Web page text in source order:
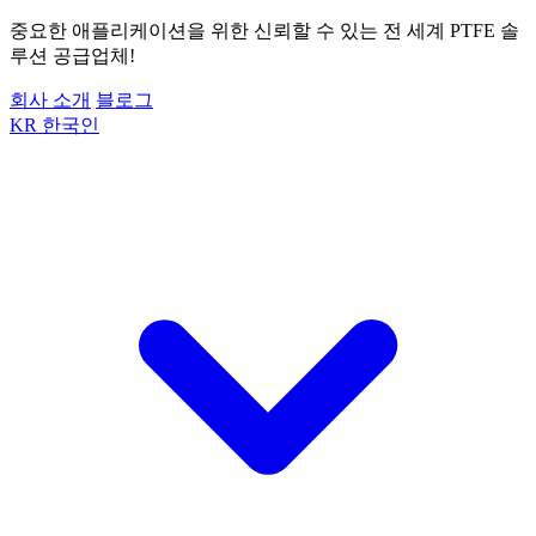
중요한 애플리케이션을 위한 신뢰할 수 있는 전 세계 PTFE 솔
루션 공급업체!
회사 소개 블로그
KR 한국인